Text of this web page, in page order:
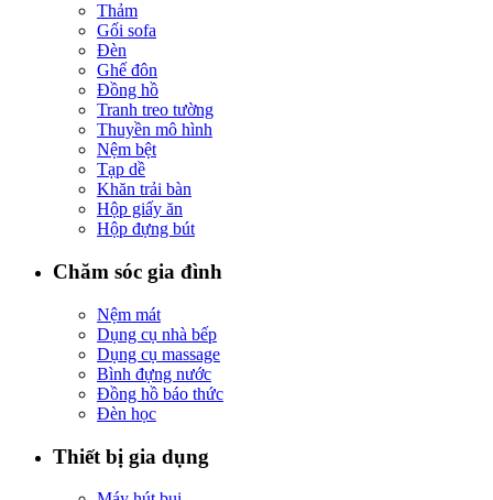
Thảm
Gối sofa
Đèn
Ghế đôn
Đồng hồ
Tranh treo tường
Thuyền mô hình
Nệm bệt
Tạp dề
Khăn trải bàn
Hộp giấy ăn
Hộp đựng bút
Chăm sóc gia đình
Nệm mát
Dụng cụ nhà bếp
Dụng cụ massage
Bình đựng nước
Đồng hồ báo thức
Đèn học
Thiết bị gia dụng